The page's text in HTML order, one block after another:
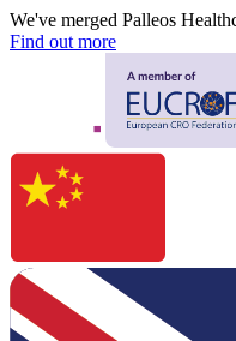
We've merged Palleos
Find out more